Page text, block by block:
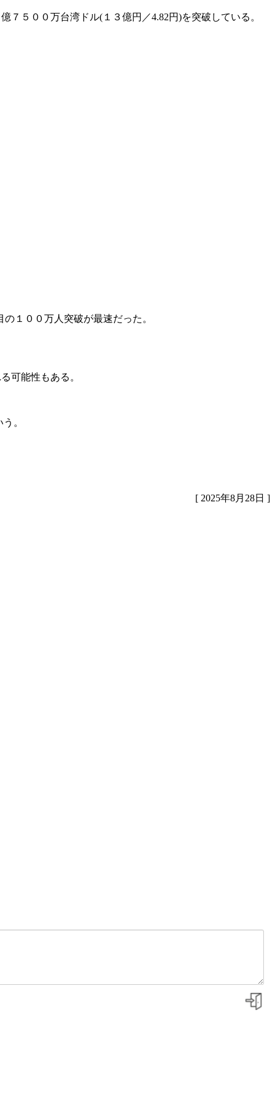
５００万台湾ドル(１３億円／4.82円)を突破している。
１００万人突破が最速だった。
可能性もある。
。
[ 2025年8月28日 ]